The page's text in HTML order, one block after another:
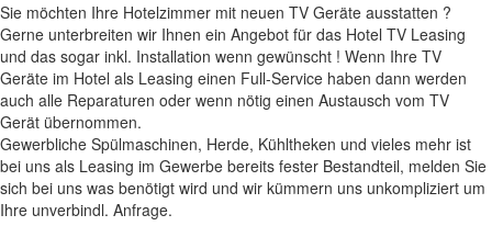
Sie möchten Ihre Hotelzimmer mit neuen TV Geräte ausstatten ?
Gerne unterbreiten wir Ihnen ein Angebot für das Hotel TV Leasing
und das sogar inkl. Installation wenn gewünscht ! Wenn Ihre TV
Geräte im Hotel als Leasing einen Full-Service haben dann werden
auch alle Reparaturen oder wenn nötig einen Austausch vom TV
Gerät übernommen.
Gewerbliche Spülmaschinen, Herde, Kühltheken und vieles mehr ist
bei uns als Leasing im Gewerbe bereits fester Bestandteil, melden Sie
sich bei uns was benötigt wird und wir kümmern uns unkompliziert um
Ihre unverbindl. Anfrage.